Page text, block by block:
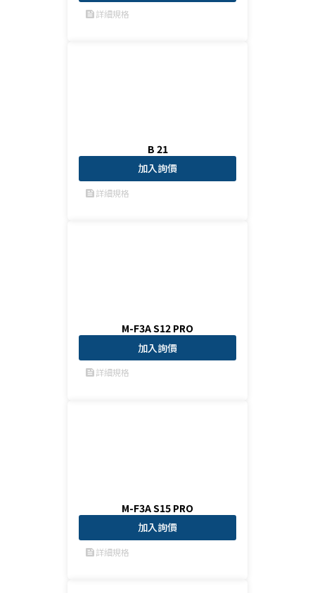
feed詳細規格
B 21
加入詢價
feed詳細規格
M-F3A S12 PRO
加入詢價
feed詳細規格
M-F3A S15 PRO
加入詢價
feed詳細規格